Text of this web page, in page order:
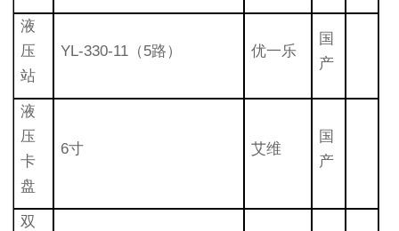
液
压
站
YL-330-11（5路） 优一乐
国
产
液
压
卡
盘
6寸 艾维
国
产
双